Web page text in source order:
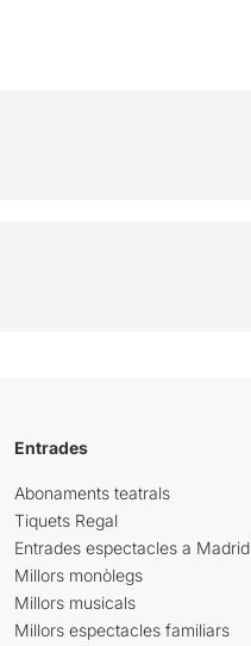
Entrades
Abonaments teatrals
Tiquets Regal
Entrades espectacles a Madrid
Millors monòlegs
Millors musicals
Millors espectacles familiars